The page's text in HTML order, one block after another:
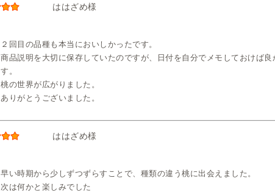
ははざめ様
２回目の品種も本当においしかったです。
商品説明を大切に保存していたのですが、日付を自分でメモしておけば良
す。
桃の世界が広がりました。
ありがとうございました。
ははざめ様
早い時期から少しずつずらすことで、種類の違う桃に出会えました。
次は何かと楽しみでした